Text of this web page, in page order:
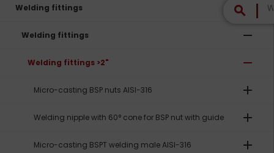
search
Welding fittings remove
Welding fittings remove
Welding fittings >2" remove
Micro-casting BSP nuts AISI-316 add
Welding nipple with 60° cone for BSP nut with guide add
Micro-casting BSPT welding male AISI-316 add